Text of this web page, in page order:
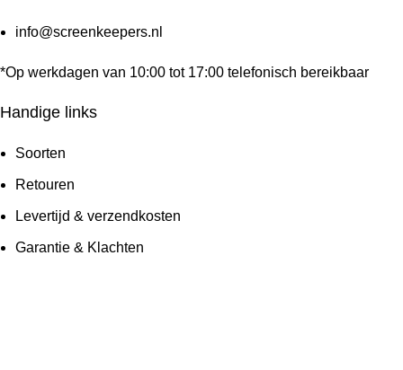
info@screenkeepers.nl
*Op werkdagen van 10:00 tot 17:00 telefonisch bereikbaar
Handige links
Soorten
Retouren
Levertijd & verzendkosten
Garantie & Klachten